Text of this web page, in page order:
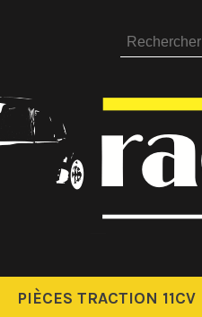
PIÈCES TRACTION 11CV